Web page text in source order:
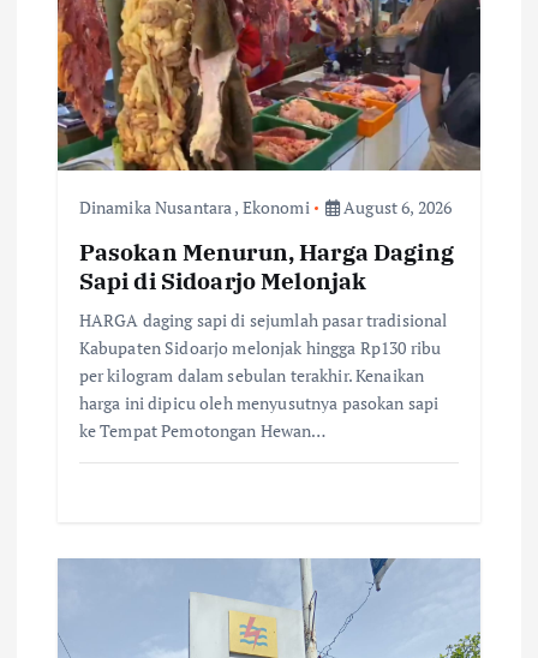
g
a
t
Dinamika Nusantara, Ekonomi August 6, 2026
Pasokan Menurun, Harga Daging
Sapi di Sidoarjo Melonjak
HARGA daging sapi di sejumlah pasar tradisional
Kabupaten Sidoarjo melonjak hingga Rp130 ribu
per kilogram dalam sebulan terakhir. Kenaikan
harga ini dipicu oleh menyusutnya pasokan sapi
ke Tempat Pemotongan Hewan…